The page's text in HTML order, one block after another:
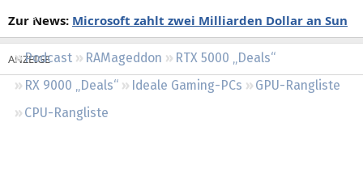
Regeln
Podcast RAMageddon
RTX 5000 „Deals“
RX 9000 „Deals“
Ideale Gaming-PCs
GPU-Rangliste
CPU-Rangliste
Zur News: Microsoft zahlt zwei Milliarden Dollar an Sun